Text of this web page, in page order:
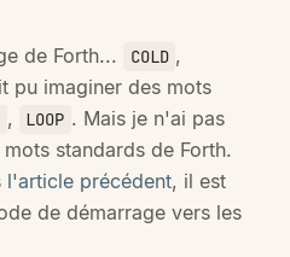
de Forth... COLD ,
pu imaginer des mots
, LOOP . Mais je n'ai pas
standards de Forth.
l'article précédent, il est
de démarrage vers les